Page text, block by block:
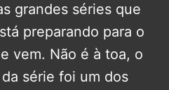
grandes séries que
preparando para o
vem. Não é à toa, o
série foi um dos